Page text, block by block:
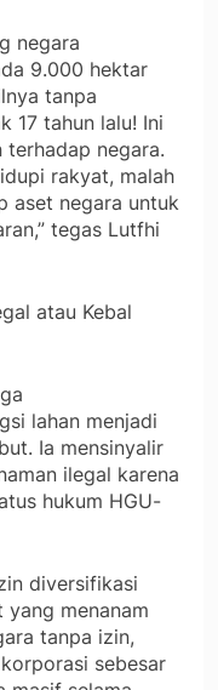
negara
9.000 hektar
tanpa
17 tahun lalu! Ini
negara.
rakyat, malah
aset negara untuk
tegas Lutfhi
atau Kebal
lahan menjadi
Ia mensinyalir
ilegal karena
hukum HGU-
diversifikasi
menanam
tanpa izin,
sebesar